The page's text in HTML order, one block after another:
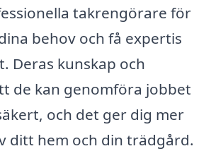
takrengörare för
behov och få expertis
Deras kunskap och
de kan genomföra jobbet
och det ger dig mer
ditt hem och din trädgård.